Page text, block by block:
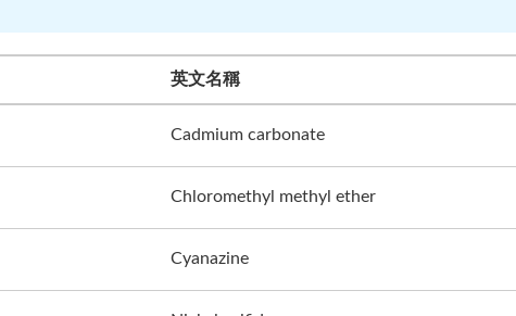
英文名稱
Cadmium carbonate
Chloromethyl methyl ether
Cyanazine